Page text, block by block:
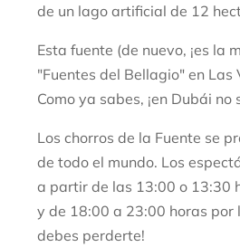
de un lago artificial de 12
Esta fuente (de nuevo, ¡es la
"Fuentes del Bellagio" en Las
Como ya sabes, ¡en Dubái
Los chorros de la Fuente se
de todo el mundo. Los
a partir de las 13:00 o 13:30
y de 18:00 a 23:00 horas por
debes perderte!